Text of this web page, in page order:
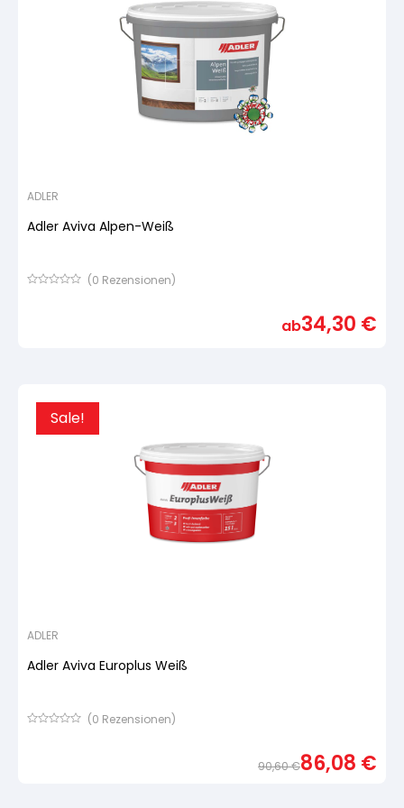
Pinsel und Bürsten
Schleifmittel
ADLER
Adler Aviva Alpen-Weiß
(0 Rezensionen)
ab34,30 €
Sale!
ADLER
Adler Aviva Europlus Weiß
(0 Rezensionen)
90,60€86,08 €